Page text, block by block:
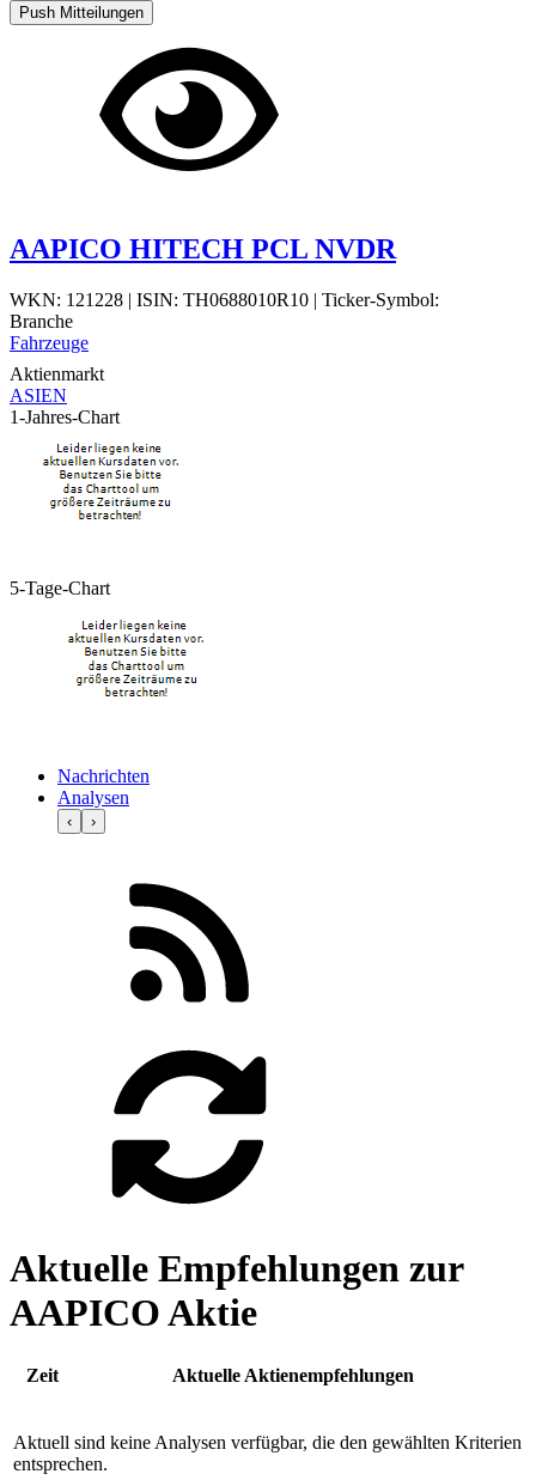
Push Mitteilungen
AAPICO HITECH PCL NVDR
WKN: 121228 | ISIN: TH0688010R10 | Ticker-Symbol:
Branche
Fahrzeuge
Aktienmarkt
ASIEN
1-Jahres-Chart
5-Tage-Chart
Nachrichten
Analysen
‹ ›
Aktuelle Empfehlungen zur
AAPICO Aktie
Zeit Aktuelle Aktienempfehlungen
Aktuell sind keine Analysen verfügbar, die den gewählten Kriterien
entsprechen.